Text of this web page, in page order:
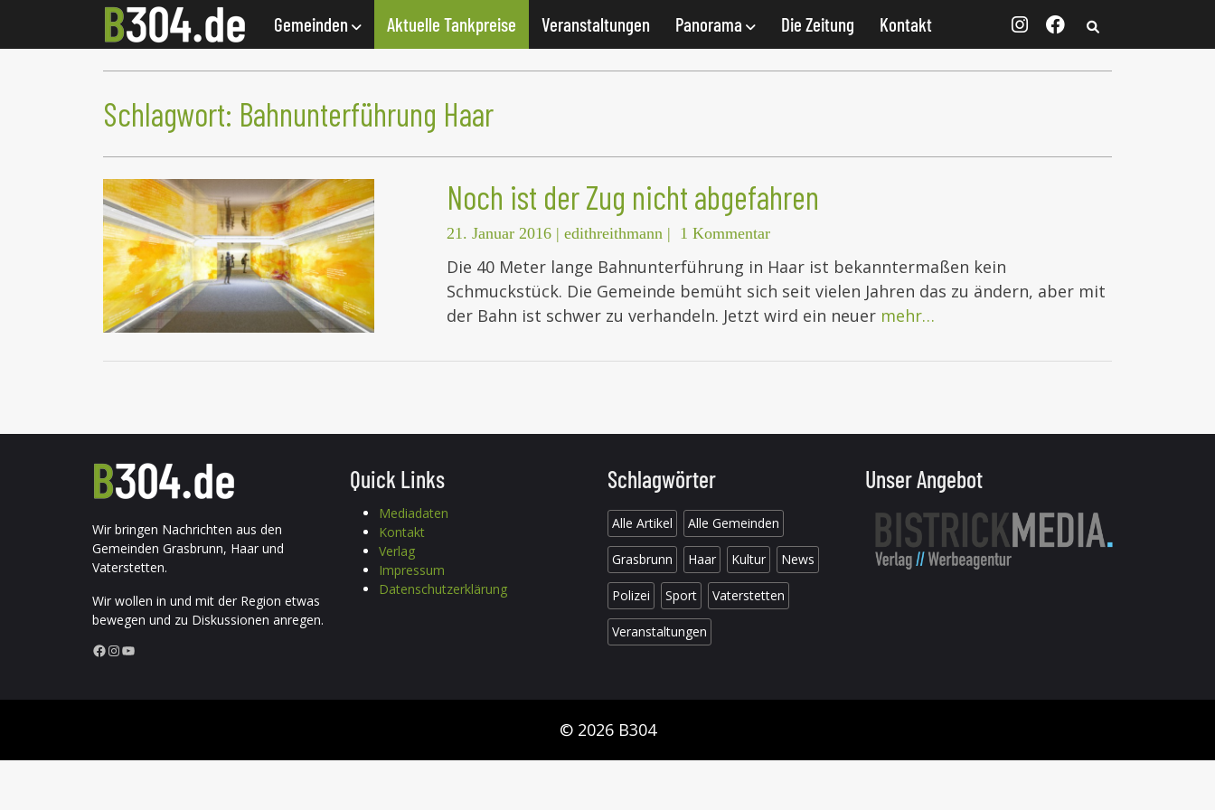
Gemeinden Aktuelle Tankpreise Veranstaltungen Panorama Die Zeitung Kontakt
Schlagwort: Bahnunterführung Haar
Noch ist der Zug nicht abgefahren
21. Januar 2016 | edithreithmann | 1 Kommentar
Die 40 Meter lange Bahnunterführung in Haar ist bekanntermaßen kein
Schmuckstück. Die Gemeinde bemüht sich seit vielen Jahren das zu ändern, aber mit
der Bahn ist schwer zu verhandeln. Jetzt wird ein neuer mehr…
Wir bringen Nachrichten aus den
Gemeinden Grasbrunn, Haar und
Vaterstetten.
Wir wollen in und mit der Region etwas
bewegen und zu Diskussionen anregen.
Facebook InstagramYouTube
Quick Links
Mediadaten
Kontakt
Verlag
Impressum
Datenschutzerklärung
Schlagwörter
Alle Artikel Alle Gemeinden
Grasbrunn Haar Kultur News
Polizei Sport Vaterstetten
Veranstaltungen
Unser Angebot
© 2026 B304